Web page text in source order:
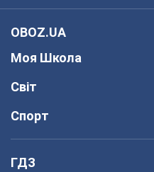
OBOZ.UA
Моя Школа
Світ
Спорт
ГДЗ